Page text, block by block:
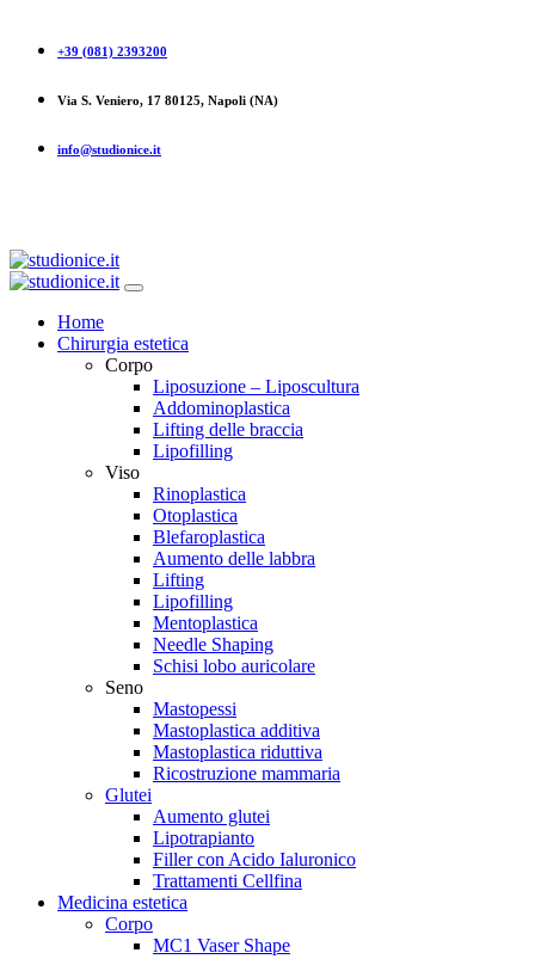
+39 (081) 2393200
Via S. Veniero, 17 80125, Napoli (NA)
info@studionice.it
Home
Chirurgia estetica
Corpo
Liposuzione – Liposcultura
Addominoplastica
Lifting delle braccia
Lipofilling
Viso
Rinoplastica
Otoplastica
Blefaroplastica
Aumento delle labbra
Lifting
Lipofilling
Mentoplastica
Needle Shaping
Schisi lobo auricolare
Seno
Mastopessi
Mastoplastica additiva
Mastoplastica riduttiva
Ricostruzione mammaria
Glutei
Aumento glutei
Lipotrapianto
Filler con Acido Ialuronico
Trattamenti Cellfina
Medicina estetica
Corpo
MC1 Vaser Shape